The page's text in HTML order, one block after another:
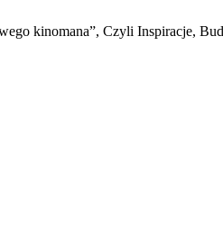
kinomana”, Czyli Inspiracje,